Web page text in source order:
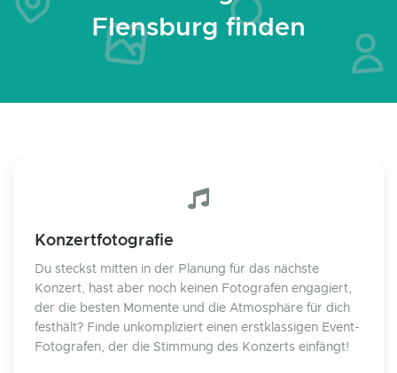
Flensburg finden
Konzertfotografie
Du steckst mitten in der Planung für das nächste
Konzert, hast aber noch keinen Fotografen engagiert,
der die besten Momente und die Atmosphäre für dich
festhält? Finde unkompliziert einen erstklassigen Event-
Fotografen, der die Stimmung des Konzerts einfängt!